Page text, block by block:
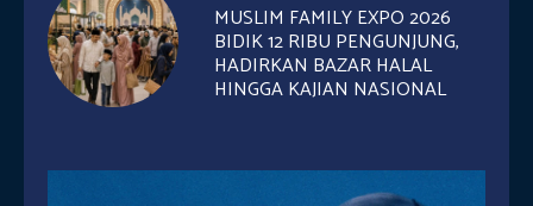
MUSLIM FAMILY EXPO 2026
BIDIK 12 RIBU PENGUNJUNG,
HADIRKAN BAZAR HALAL
HINGGA KAJIAN NASIONAL